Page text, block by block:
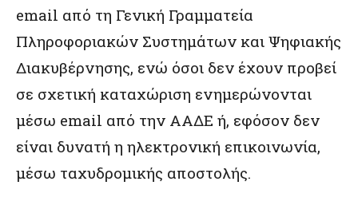
email από τη Γενική Γραμματεία
Πληροφοριακών Συστημάτων και Ψηφιακής
Διακυβέρνησης, ενώ όσοι δεν έχουν προβεί
σε σχετική καταχώριση ενημερώνονται
μέσω email από την ΑΑΔΕ ή, εφόσον δεν
είναι δυνατή η ηλεκτρονική επικοινωνία,
μέσω ταχυδρομικής αποστολής.